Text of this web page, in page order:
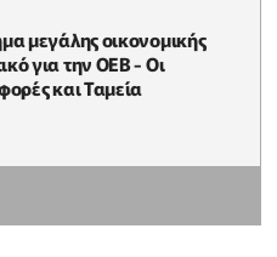
μεγάλης οικονομικής
για την ΟΕΒ - Οι
και Ταμεία